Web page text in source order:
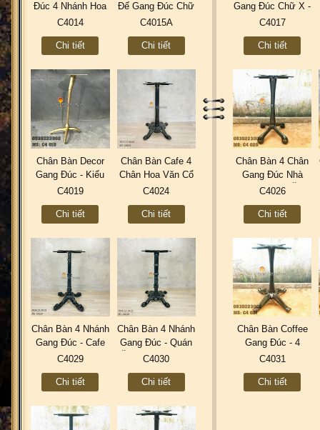
Đúc 4 Nhánh Hoa
Văn Đầu Lân Sơn
C4014
Chi tiết
Đế Gang Đúc Chữ
X Coffee Trà Sữa
C4015A
Chi tiết
Gang Đúc Chữ X -
Coffee Trà Sữa
C4017
Chi tiết
Chân Bàn Decor
Gang Đúc - Kiểu
Chân Cò Sơn Màu
C4019
Chi tiết
Chân Bàn Cafe 4
Chân Hoa Văn Cổ
Điển Gang Đúc
Vintage Retro
C4024
Chi tiết
Chân Bàn 4 Chân
Gang Đúc Nhà
Hàng Quán Ăn
C4026
C4026
Chi tiết
Chân Bàn 4 Nhánh
Gang Đúc - Cafe
Sân Vườn Ngoài
C4029
Chi tiết
Chân Bàn 4 Nhánh
Gang Đúc - Quán
Ăn BBQ Trà Sữa
C4030
Chi tiết
Chân Bàn Coffee
Gang Đúc - 4
Nhánh Sơn Tĩnh
C4031
C4031
Chi tiết